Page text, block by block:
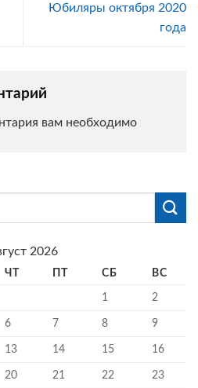
Юбиляры октября 2020
года
вам необходимо
2026
ЧТ ПТ СБ ВС
1 2
6 7 8 9
13 14 15 16
20 21 22 23